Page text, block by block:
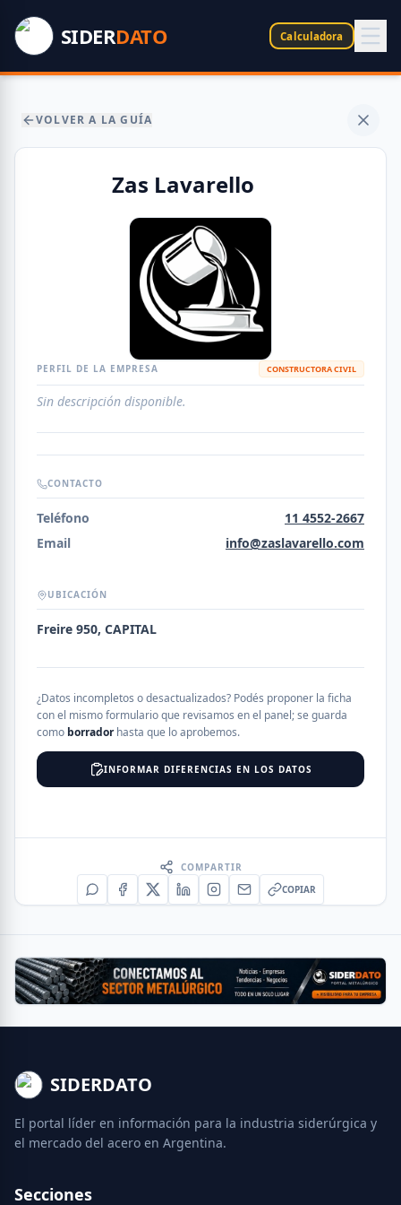
SIDERDATO Calculadora
VOLVER A LA GUÍA
Zas Lavarello
PERFIL DE LA EMPRESA CONSTRUCTORA CIVIL
Sin descripción disponible.
CONTACTO
Teléfono
11 4552-2667
Email
info@zaslavarello.com
UBICACIÓN
Freire 950, CAPITAL
¿Datos incompletos o desactualizados? Podés proponer la ficha
con el mismo formulario que revisamos en el panel; se guarda
como borradorhasta que lo aprobemos.
INFORMAR DIFERENCIAS EN LOS DATOS
COMPARTIR
COPIAR
SIDERDATO
El portal líder en información para la industria siderúrgica y
el mercado del acero en Argentina.
Secciones